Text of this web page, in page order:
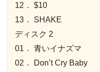
12． $10
13． SHAKE
ディスク 2
01． 青いイナズマ
02． Don’t Cry Baby